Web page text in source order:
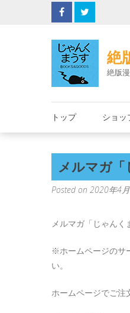
絶
絶版
トップ ショッ
メルマガ
Posted on 2020年4
メルマガ「じゃん
※ホームページのサ
い。
ホームページでご注